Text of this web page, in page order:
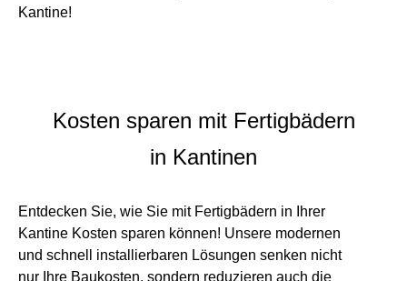
Kantine!
Kosten sparen mit Fertigbädern
in Kantinen
Entdecken Sie, wie Sie mit Fertigbädern in Ihrer
Kantine Kosten sparen können! Unsere modernen
und schnell installierbaren Lösungen senken nicht
nur Ihre Baukosten, sondern reduzieren auch die